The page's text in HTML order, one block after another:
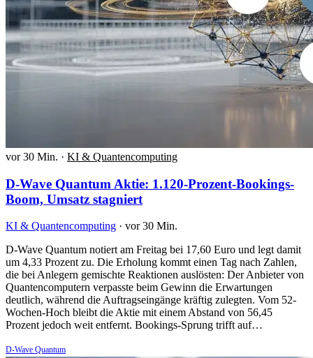
vor 30 Min. · KI & Quantencomputing
D-Wave Quantum Aktie: 1.120-Prozent-Bookings-
Boom, Umsatz stagniert
KI & Quantencomputing · vor 30 Min.
D-Wave Quantum notiert am Freitag bei 17,60 Euro und legt damit
um 4,33 Prozent zu. Die Erholung kommt einen Tag nach Zahlen,
die bei Anlegern gemischte Reaktionen auslösten: Der Anbieter von
Quantencomputern verpasste beim Gewinn die Erwartungen
deutlich, während die Auftragseingänge kräftig zulegten. Vom 52-
Wochen-Hoch bleibt die Aktie mit einem Abstand von 56,45
Prozent jedoch weit entfernt. Bookings-Sprung trifft auf…
D-Wave Quantum